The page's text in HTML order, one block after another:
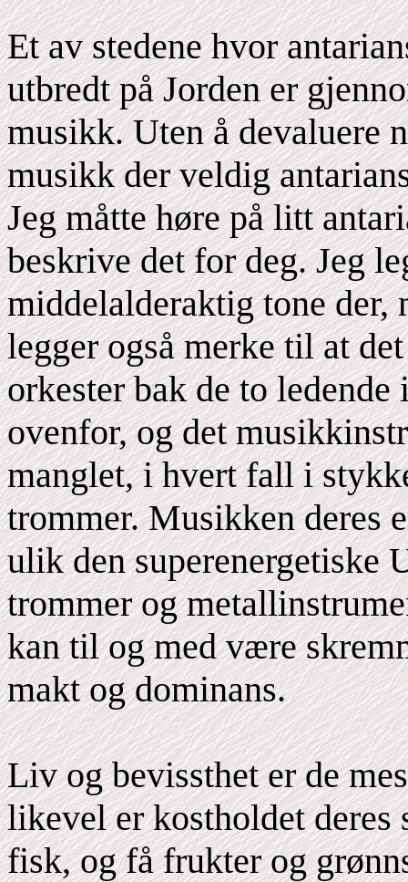
Et av stedene hvor
utbredt på Jorden er
musikk. Uten å devaluere
musikk der veldig
Jeg måtte høre på litt
beskrive det for deg. Jeg
middelalderaktig tone der,
legger også merke til at
orkester bak de to
ovenfor, og det
manglet, i hvert fall i
trommer. Musikken deres
ulik den superenergetiske
trommer og
kan til og med være
makt og dominans.
Liv og bevissthet er de
likevel er kostholdet
fisk, og få frukter og